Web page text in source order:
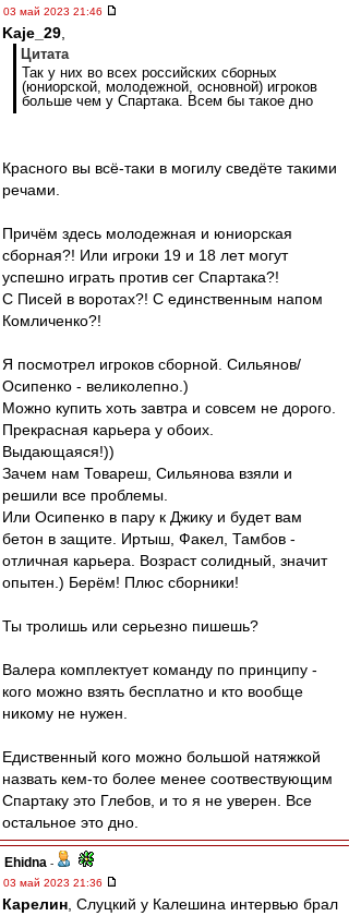
03 май 2023 21:46
Kaje_29
Цитата
Так у них во всех российских сборных
(юниорской, молодежной, основной) игроков
больше чем у Спартака. Всем бы такое дно
Красного вы всё-таки в могилу сведёте такими
речами.
Причём здесь молодежная и юниорская
сборная?! Или игроки 19 и 18 лет могут
успешно играть против сег Спартака?!
С Писей в воротах?! С единственным напом
Комличенко?!
Я посмотрел игроков сборной. Сильянов/
Осипенко - великолепно.)
Можно купить хоть завтра и совсем не дорого.
Прекрасная карьера у обоих.
Выдающаяся!))
Зачем нам Товареш, Сильянова взяли и
решили все проблемы.
Или Осипенко в пару к Джику и будет вам
бетон в защите. Иртыш, Факел, Тамбов -
отличная карьера. Возраст солидный, значит
опытен.) Берём! Плюс сборники!
Ты тролишь или серьезно пишешь?
Валера комплектует команду по принципу -
кого можно взять бесплатно и кто вообще
никому не нужен.
Едиственный кого можно большой натяжкой
назвать кем-то более менее соотвествующим
Спартаку это Глебов, и то я не уверен. Все
остальное это дно.
Ehidna -
03 май 2023 21:36
Карелин , Слуцкий у Калешина интервью брал